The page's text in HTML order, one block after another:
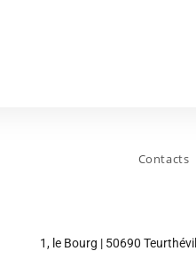
Contacts
1, le Bourg | 50690